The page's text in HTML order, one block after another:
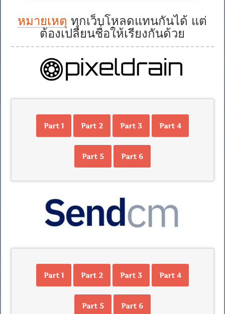
หมายเหตุ ทุกเว็บโหลดแทนกันได้ แต่
ต้องเปลี่ยนชื่อให้เรียงกันด้วย
Part 1 Part 2 Part 3 Part 4
Part 5 Part 6
Part 1 Part 2 Part 3 Part 4
Part 5 Part 6